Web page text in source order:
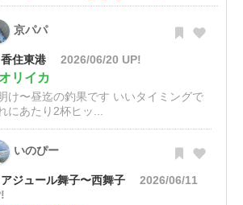
京パパ
香住東港 2026/06/20 UP!
リイカ
け〜昼迄の釣果です いいタイミングで
にあたり2杯ヒッ...
いのぴー
アジュール舞子〜西舞子
2026/06/11